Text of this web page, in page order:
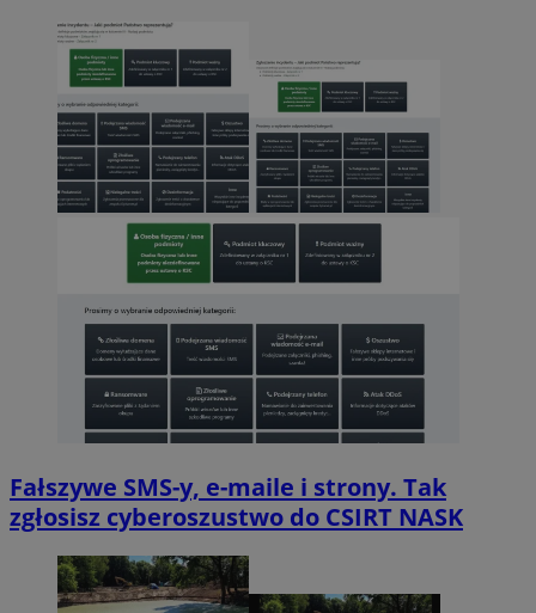
Fałszywe SMS-y, e-maile i strony. Tak
zgłosisz cyberoszustwo do CSIRT NASK